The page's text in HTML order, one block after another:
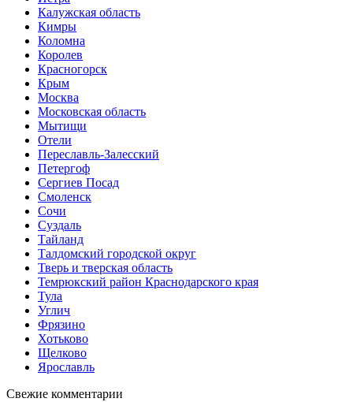
Калужская область
Кимры
Коломна
Королев
Красногорск
Крым
Москва
Московская область
Мытищи
Отели
Переславль-Залесский
Петергоф
Сергиев Посад
Смоленск
Сочи
Суздаль
Тайланд
Талдомский городской округ
Тверь и тверская область
Темрюкский район Краснодарского края
Тула
Углич
Фрязино
Хотьково
Щелково
Ярославль
Свежие комментарии